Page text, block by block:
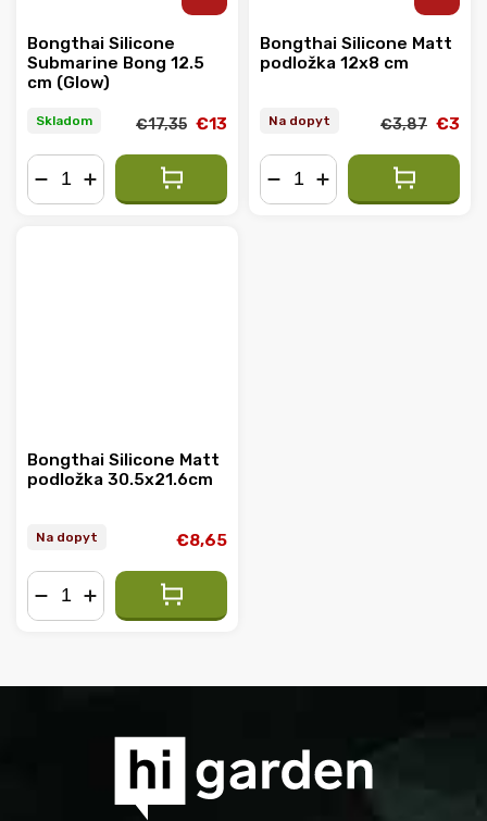
Bongthai Silicone
Submarine Bong 12.5
cm (Glow)
Skladom €17,35 €13
Bongthai Silicone Matt
podložka 12x8 cm
Na dopyt €3,87 €3
Bongthai Silicone Matt
podložka 30.5x21.6cm
Na dopyt €8,65